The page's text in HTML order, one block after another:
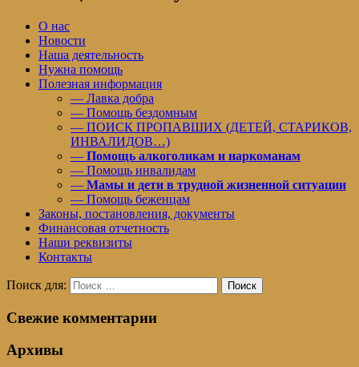
О нас
Новости
Наша деятельность
Нужна помощь
Полезная информация
— Лавка добра
— Помощь бездомным
— ПОИСК ПРОПАВШИХ (ДЕТЕЙ, СТАРИКОВ,
ИНВАЛИДОВ…)
— Помощь алкоголикам и наркоманам
— Помощь инвалидам
— Мамы и дети в трудной жизненной ситуации
— Помощь беженцам
Законы, постановления, документы
Финансовая отчетность
Наши реквизиты
Контакты
Поиск для: Поиск
Свежие комментарии
Архивы